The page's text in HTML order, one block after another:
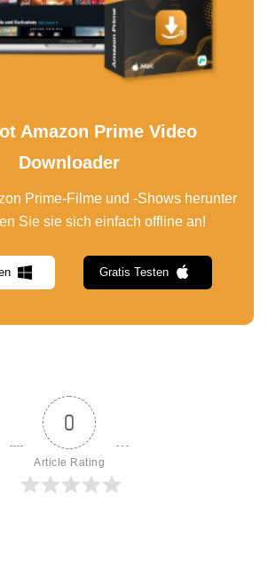
Amazon Prime Video
Downloader
Prime-Filme und -Shows herunter
Sie sie sich einfach offline an!
Gratis Testen
0
Article Rating